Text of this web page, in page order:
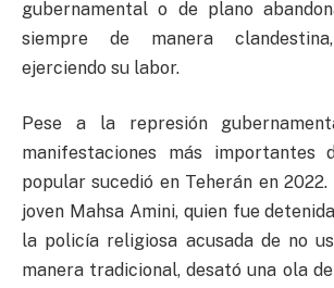
gubernamental o de plano
siempre de manera
ejerciendo su labor.
Pese a la represión
manifestaciones más importantes
popular sucedió en Teherán en
joven Mahsa Amini, quien fue
la policía religiosa acusada de no
manera tradicional, desató una ola